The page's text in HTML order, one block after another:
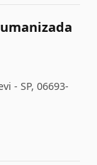
- SP, 06693-